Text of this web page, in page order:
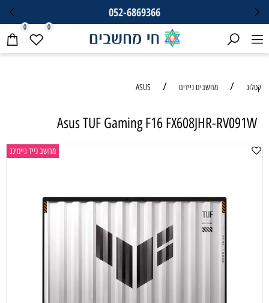
052-6869366
0 0
קטלוג / מחשבים ניידים /
ASUS
Asus TUF Gaming F16 FX608JHR-RV091W
מחשב נייד גיימינג